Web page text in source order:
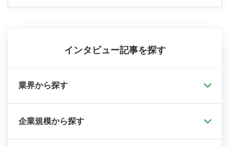
インタビュー記事を探す
業界から探す
企業規模から探す